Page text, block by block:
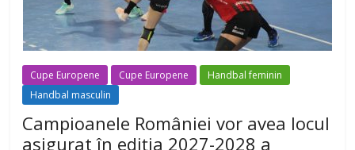
Cupe Europene Cupe Europene
Handbal feminin
Handbal masculin
Campioanele României vor avea locul
asigurat în ediția 2027-2028 a